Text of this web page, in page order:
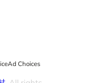
Ad Choices